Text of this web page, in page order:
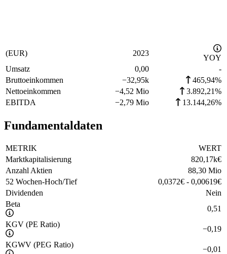
(EUR) 2023
YOY
Umsatz
0,00
-
Bruttoeinkommen
−32,95k
465,94%
Nettoeinkommen
−4,52 Mio
3.892,21%
EBITDA
−2,79 Mio 13.144,26%
Fundamentaldaten
METRIK
WERT
Marktkapitalisierung
820,17k€
Anzahl Aktien
88,30 Mio
52 Wochen-Hoch/Tief
0,0372€ - 0,00619€
Dividenden
Nein
Beta
0,51
KGV (PE Ratio)
−0,19
KGWV (PEG Ratio)
−0,01